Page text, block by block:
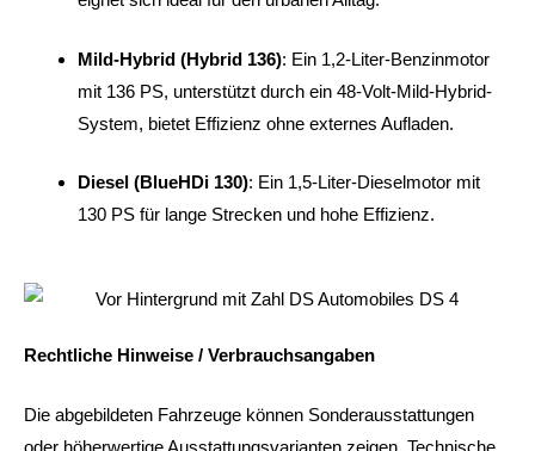
Mild-Hybrid (Hybrid 136): Ein 1,2-Liter-Benzinmotor
mit 136 PS, unterstützt durch ein 48-Volt-Mild-Hybrid-
System, bietet Effizienz ohne externes Aufladen.
Diesel (BlueHDi 130): Ein 1,5-Liter-Dieselmotor mit
130 PS für lange Strecken und hohe Effizienz.
Rechtliche Hinweise / Verbrauchsangaben
Die abgebildeten Fahrzeuge können Sonderausstattungen
oder höherwertige Ausstattungsvarianten zeigen. Technische